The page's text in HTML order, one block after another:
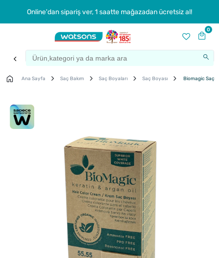
Online'dan sipariş ver, 1 saatte mağazadan ücretsiz al!
0
Ana Sayfa Saç Bakım Saç Boyaları Saç Boyası Biomagic Saç